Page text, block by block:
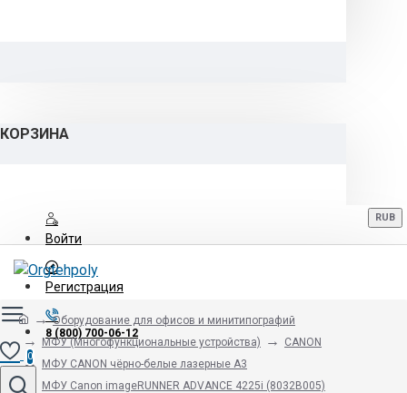
КОРЗИНА
Войти
Регистрация
8 (800) 700-06-12
RUB
0
Оборудование для офисов и минитипографий
МФУ (Многофункциональные устройства)
CANON
МФУ CANON чёрно-белые лазерные А3
МФУ Canon imageRUNNER ADVANCE 4225i (8032B005)